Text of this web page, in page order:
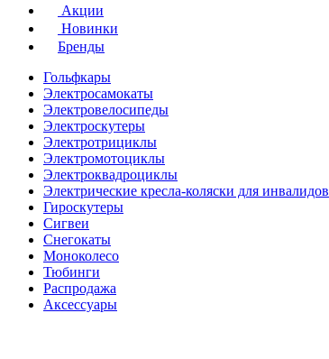
Акции
Новинки
Бренды
Гольфкары
Электросамокаты
Электровелосипеды
Электроскутеры
Электротрициклы
Электромотоциклы
Электроквадроциклы
Электрические кресла-коляски для инвалидов
Гироскутеры
Сигвеи
Снегокаты
Моноколесо
Тюбинги
Распродажа
Аксессуары